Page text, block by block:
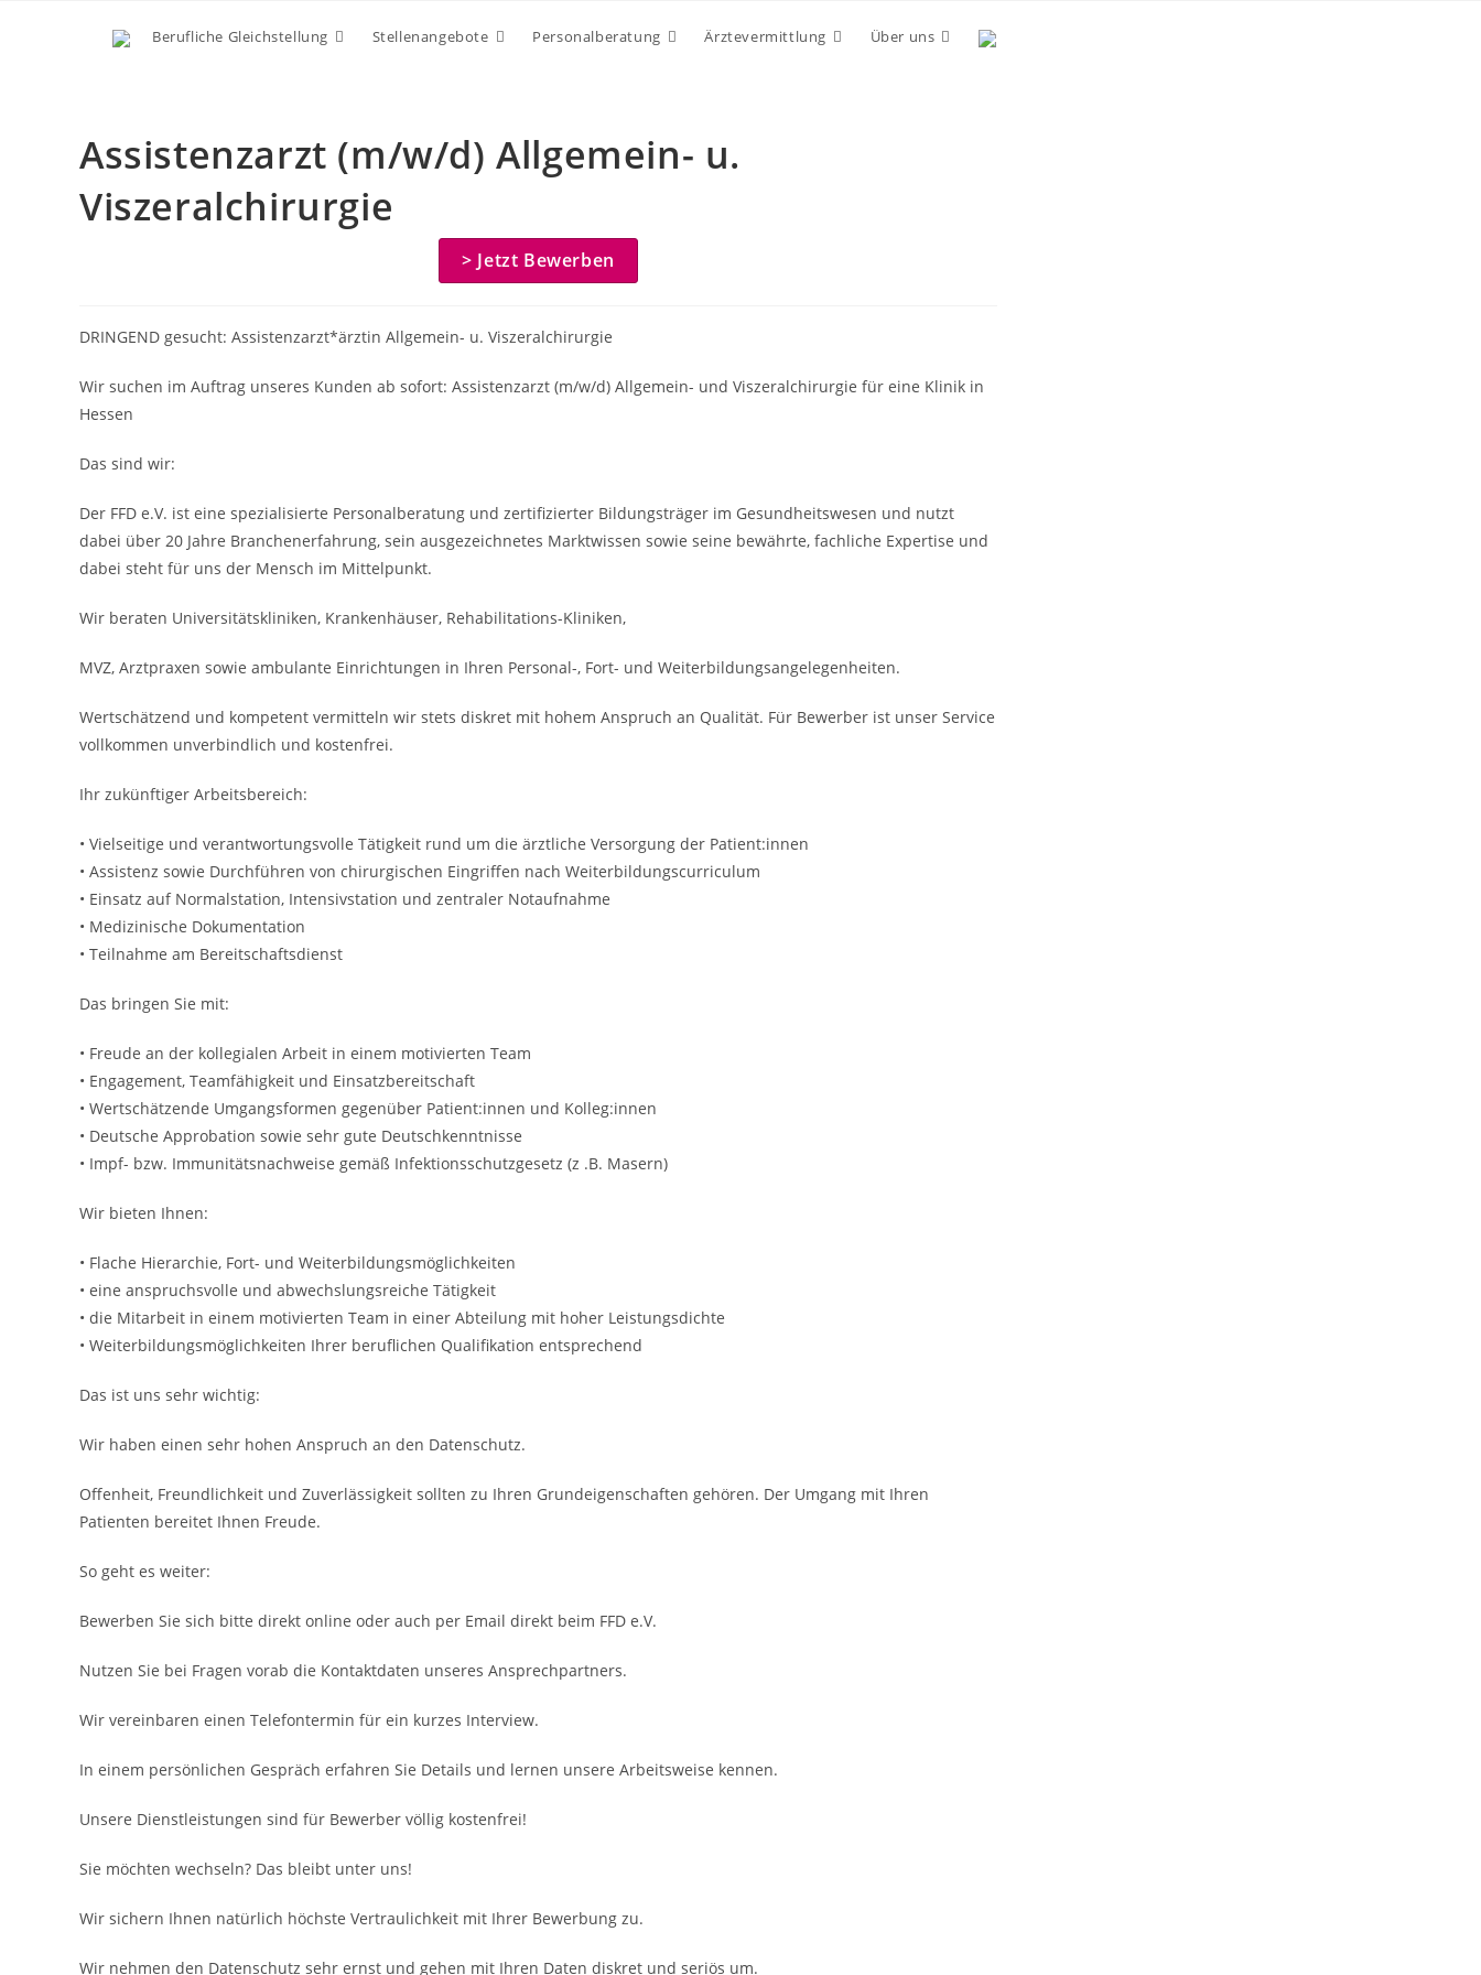
Berufliche Gleichstellung Stellenangebote Personalberatung Ärztevermittlung Über uns
Assistenzarzt (m/w/d) Allgemein- u.
Viszeralchirurgie
> Jetzt Bewerben
DRINGEND gesucht: Assistenzarzt*ärztin Allgemein- u. Viszeralchirurgie
Wir suchen im Auftrag unseres Kunden ab sofort: Assistenzarzt (m/w/d) Allgemein- und Viszeralchirurgie für eine Klinik in
Hessen
Das sind wir:
Der FFD e.V. ist eine spezialisierte Personalberatung und zertifizierter Bildungsträger im Gesundheitswesen und nutzt
dabei über 20 Jahre Branchenerfahrung, sein ausgezeichnetes Marktwissen sowie seine bewährte, fachliche Expertise und
dabei steht für uns der Mensch im Mittelpunkt.
Wir beraten Universitätskliniken, Krankenhäuser, Rehabilitations-Kliniken,
MVZ, Arztpraxen sowie ambulante Einrichtungen in Ihren Personal-, Fort- und Weiterbildungsangelegenheiten.
Wertschätzend und kompetent vermitteln wir stets diskret mit hohem Anspruch an Qualität. Für Bewerber ist unser Service
vollkommen unverbindlich und kostenfrei.
Ihr zukünftiger Arbeitsbereich:
• Vielseitige und verantwortungsvolle Tätigkeit rund um die ärztliche Versorgung der Patient:innen
• Assistenz sowie Durchführen von chirurgischen Eingriffen nach Weiterbildungscurriculum
• Einsatz auf Normalstation, Intensivstation und zentraler Notaufnahme
• Medizinische Dokumentation
• Teilnahme am Bereitschaftsdienst
Das bringen Sie mit:
• Freude an der kollegialen Arbeit in einem motivierten Team
• Engagement, Teamfähigkeit und Einsatzbereitschaft
• Wertschätzende Umgangsformen gegenüber Patient:innen und Kolleg:innen
• Deutsche Approbation sowie sehr gute Deutschkenntnisse
• Impf- bzw. Immunitätsnachweise gemäß Infektionsschutzgesetz (z .B. Masern)
Wir bieten Ihnen:
• Flache Hierarchie, Fort- und Weiterbildungsmöglichkeiten
• eine anspruchsvolle und abwechslungsreiche Tätigkeit
• die Mitarbeit in einem motivierten Team in einer Abteilung mit hoher Leistungsdichte
• Weiterbildungsmöglichkeiten Ihrer beruflichen Qualifikation entsprechend
Das ist uns sehr wichtig:
Wir haben einen sehr hohen Anspruch an den Datenschutz.
Offenheit, Freundlichkeit und Zuverlässigkeit sollten zu Ihren Grundeigenschaften gehören. Der Umgang mit Ihren
Patienten bereitet Ihnen Freude.
So geht es weiter:
Bewerben Sie sich bitte direkt online oder auch per Email direkt beim FFD e.V.
Nutzen Sie bei Fragen vorab die Kontaktdaten unseres Ansprechpartners.
Wir vereinbaren einen Telefontermin für ein kurzes Interview.
In einem persönlichen Gespräch erfahren Sie Details und lernen unsere Arbeitsweise kennen.
Unsere Dienstleistungen sind für Bewerber völlig kostenfrei!
Sie möchten wechseln? Das bleibt unter uns!
Wir sichern Ihnen natürlich höchste Vertraulichkeit mit Ihrer Bewerbung zu.
Wir nehmen den Datenschutz sehr ernst und gehen mit Ihren Daten diskret und seriös um.